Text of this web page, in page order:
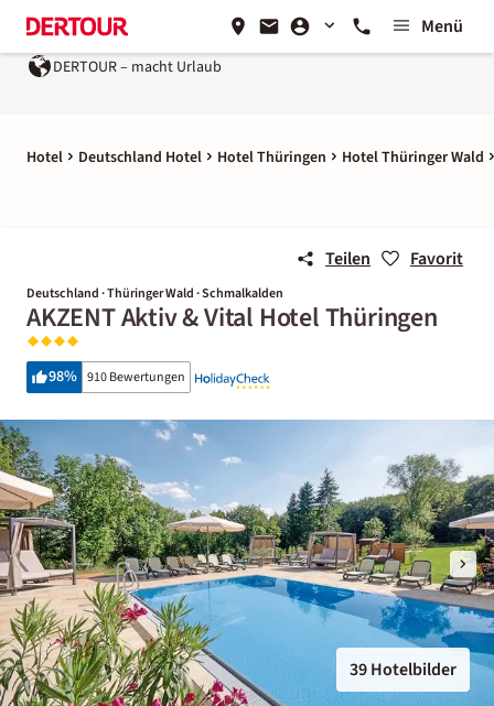
Menü
Ein Unternehmen derREWE Group
Hotel Deutschland Hotel Hotel Thüringen Hotel Thüringer Wald
Teilen Favorit
Deutschland · Thüringer Wald · Schmalkalden
AKZENT Aktiv & Vital Hotel Thüringen
98% 910 Bewertungen
39 Hotelbilder